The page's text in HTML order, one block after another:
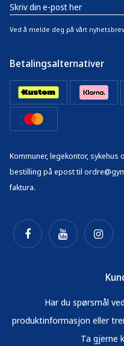
Ved å melde deg på vårt
Betalingsalternativer
Kommuner, legekontor,
bestilling på epost til
faktura.
Har du spørsmål
produktinformasjon eller
Ta gjerne